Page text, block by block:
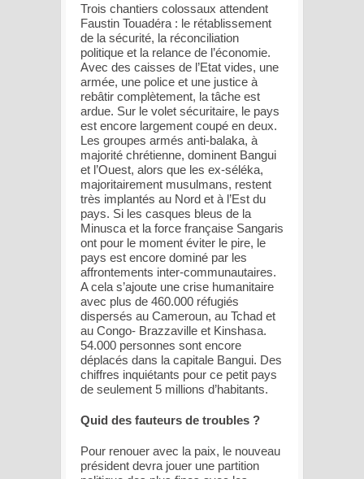
Trois chantiers colossaux attendent
Faustin Touadéra : le rétablissement
de la sécurité, la réconciliation
politique et la relance de l’économie.
Avec des caisses de l’Etat vides, une
armée, une police et une justice à
rebâtir complètement, la tâche est
ardue. Sur le volet sécuritaire, le pays
est encore largement coupé en deux.
Les groupes armés anti-balaka, à
majorité chrétienne, dominent Bangui
et l’Ouest, alors que les ex-séléka,
majoritairement musulmans, restent
très implantés au Nord et à l’Est du
pays. Si les casques bleus de la
Minusca et la force française Sangaris
ont pour le moment éviter le pire, le
pays est encore dominé par les
affrontements inter-communautaires.
A cela s’ajoute une crise humanitaire
avec plus de 460.000 réfugiés
dispersés au Cameroun, au Tchad et
au Congo- Brazzaville et Kinshasa.
54.000 personnes sont encore
déplacés dans la capitale Bangui. Des
chiffres inquiétants pour ce petit pays
de seulement 5 millions d’habitants.
Quid des fauteurs de troubles ?
Pour renouer avec la paix, le nouveau
président devra jouer une partition